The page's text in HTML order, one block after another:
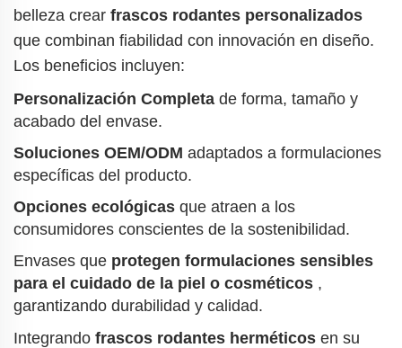
belleza crear frascos rodantes personalizados
que combinan fiabilidad con innovación en diseño.
Los beneficios incluyen:
Personalización Completa de forma, tamaño y
acabado del envase.
Soluciones OEM/ODM adaptados a formulaciones
específicas del producto.
Opciones ecológicas que atraen a los
consumidores conscientes de la sostenibilidad.
Envases que protegen formulaciones sensibles
para el cuidado de la piel o cosméticos ,
garantizando durabilidad y calidad.
Integrando frascos rodantes herméticos en su